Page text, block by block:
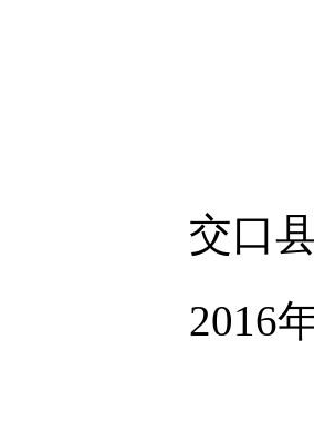
交口
2016